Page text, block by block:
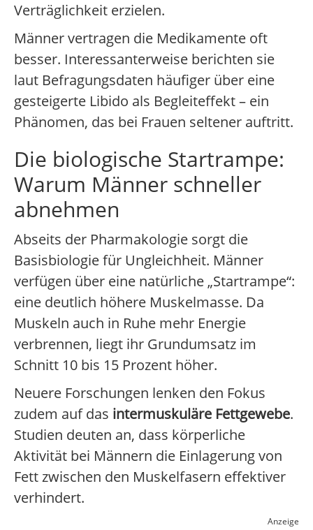
Verträglichkeit erzielen.
Männer vertragen die Medikamente oft
besser. Interessanterweise berichten sie
laut Befragungsdaten häufiger über eine
gesteigerte Libido als Begleiteffekt – ein
Phänomen, das bei Frauen seltener auftritt.
Die biologische Startrampe:
Warum Männer schneller
abnehmen
Abseits der Pharmakologie sorgt die
Basisbiologie für Ungleichheit. Männer
verfügen über eine natürliche „Startrampe“:
eine deutlich höhere Muskelmasse. Da
Muskeln auch in Ruhe mehr Energie
verbrennen, liegt ihr Grundumsatz im
Schnitt 10 bis 15 Prozent höher.
Neuere Forschungen lenken den Fokus
zudem auf das intermuskuläre Fettgewebe.
Studien deuten an, dass körperliche
Aktivität bei Männern die Einlagerung von
Fett zwischen den Muskelfasern effektiver
verhindert.
Anzeige